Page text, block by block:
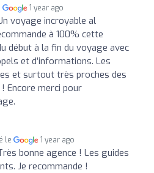
1 year ago
voyage incroyable al
à 100% cette
début à la fin du voyage avec
et d’informations. Les
et surtout très proches des
Encore merci pour
le 1 year ago
bonne agence ! Les guides
Je recommande !